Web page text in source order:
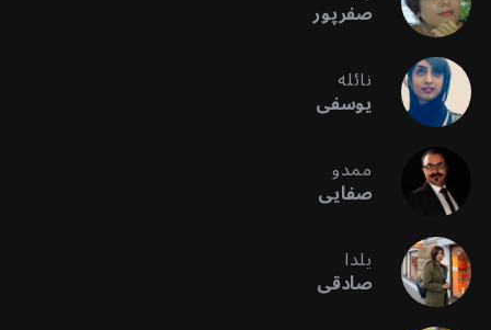
صفرپور
نائله
یوسفی
ممدو
صفایی
یلدا
صادقی